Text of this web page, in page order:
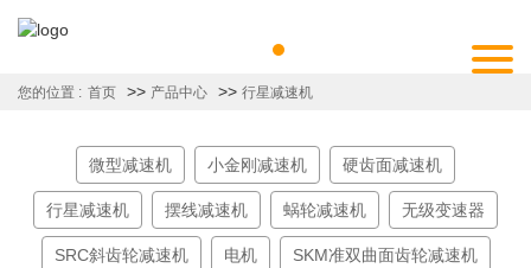
您的位置 : 首页 >> 产品中心 >> 行星减速机
微型减速机 小金刚减速机 硬齿面减速机
行星减速机 摆线减速机 蜗轮减速机 无级变速器
SRC斜齿轮减速机 电机 SKM准双曲面齿轮减速机